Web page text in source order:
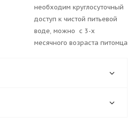
необходим круглосуточный
доступ к чистой питьевой
воде, можно с 3-х
месячного возраста питомца